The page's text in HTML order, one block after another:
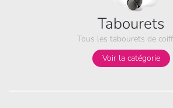
Tabourets
Tous les tabourets de
Voir la catégorie